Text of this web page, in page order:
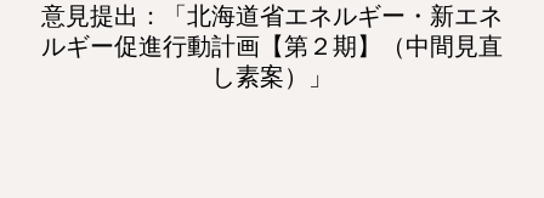
意見提出：「北海道省エネルギー・新エネ
ルギー促進行動計画【第２期】（中間見直
し素案）」